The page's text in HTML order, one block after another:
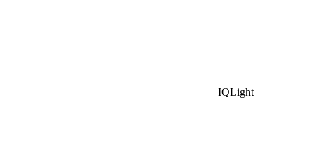
IQLight